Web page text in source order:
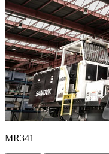
MR341